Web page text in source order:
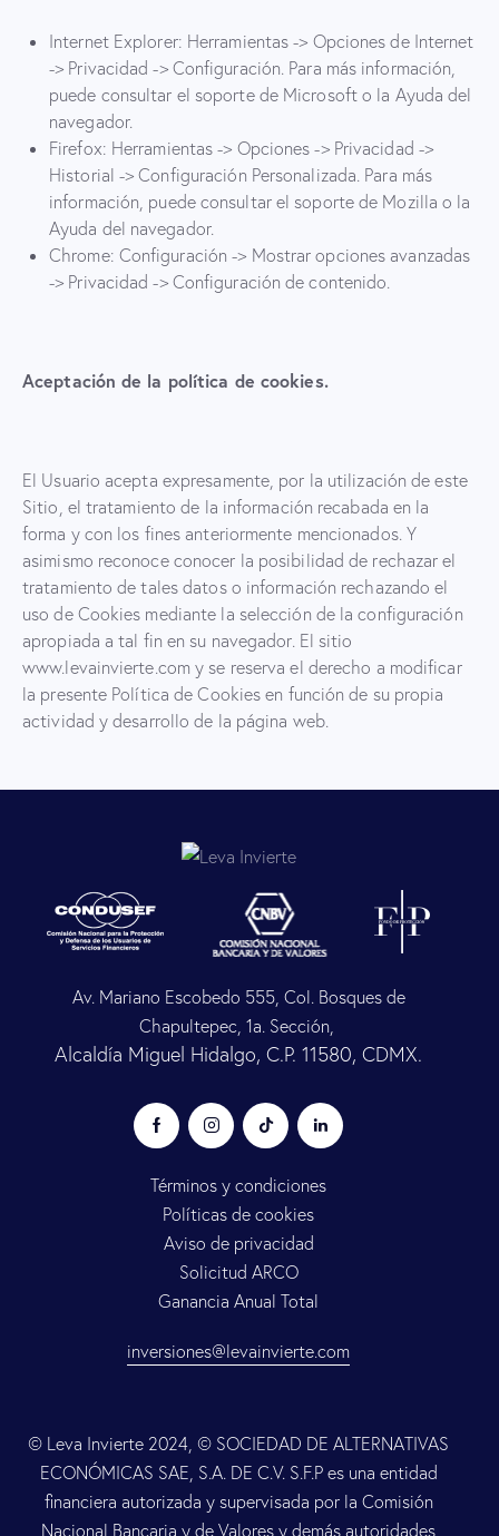
Internet Explorer: Herramientas -> Opciones de Internet
-> Privacidad -> Configuración. Para más información,
puede consultar el soporte de Microsoft o la Ayuda del
navegador.
Firefox: Herramientas -> Opciones -> Privacidad ->
Historial -> Configuración Personalizada. Para más
información, puede consultar el soporte de Mozilla o la
Ayuda del navegador.
Chrome: Configuración -> Mostrar opciones avanzadas
-> Privacidad -> Configuración de contenido.
Aceptación de la política de cookies.
El Usuario acepta expresamente, por la utilización de este
Sitio, el tratamiento de la información recabada en la
forma y con los fines anteriormente mencionados. Y
asimismo reconoce conocer la posibilidad de rechazar el
tratamiento de tales datos o información rechazando el
uso de Cookies mediante la selección de la configuración
apropiada a tal fin en su navegador. El sitio
www.levainvierte.com y se reserva el derecho a modificar
la presente Política de Cookies en función de su propia
actividad y desarrollo de la página web.
Av. Mariano Escobedo 555, Col. Bosques de
Chapultepec, 1a. Sección,
Alcaldía Miguel Hidalgo, C.P. 11580, CDMX.
Términos y condiciones
Políticas de cookies
Aviso de privacidad
Solicitud ARCO
Ganancia Anual Total
inversiones@levainvierte.com
© Leva Invierte 2024, © SOCIEDAD DE ALTERNATIVAS
ECONÓMICAS SAE, S.A. DE C.V. S.F.P es una entidad
financiera autorizada y supervisada por la Comisión
Nacional Bancaria y de Valores y demás autoridades